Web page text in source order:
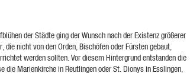
der Städte ging der Wunsch nach der Existenz größerer
nicht von den Orden, Bischöfen oder Fürsten gebaut,
werden sollten. Vor diesem Hintergrund entstanden die
Marienkirche in Reutlingen oder St. Dionys in Esslingen,